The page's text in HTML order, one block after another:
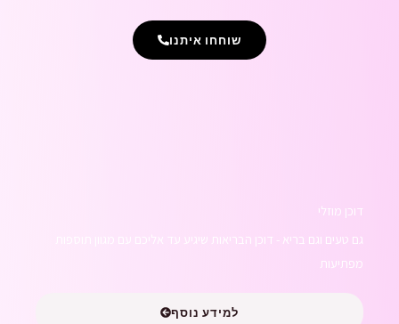
שוחחו איתנו
דוכן מוזלי
גם טעים וגם בריא - דוכן הבריאות שיגיע עד אליכם עם מגוון תוספות
מפתיעות
למידע נוסף